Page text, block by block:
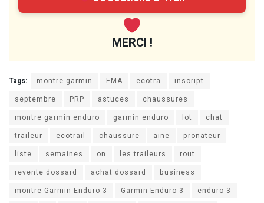
MERCI !
Tags: montre garmin EMA ecotra
inscript
septembre
PRP astuces
chaussures
montre garmin enduro
garmin enduro lot
chat
traileur
ecotrail chaussure aine
pronateur
liste
semaines on les traileurs
rout
revente dossard
achat dossard
business
montre Garmin Enduro 3
Garmin Enduro 3
enduro 3